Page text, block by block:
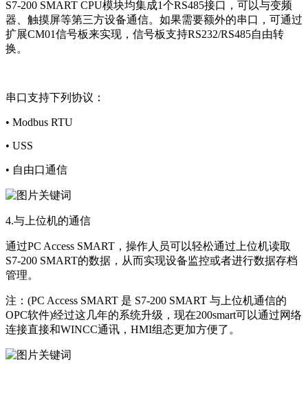
S7-200 SMART CPU模块均集成1个RS485接口，可以与变频
器、触摸屏等第三方设备通信。如果需要额外的串口，可通过
扩展CM01信号板来实现，信号板支持RS232/RS485自由转
换。
串口支持下列协议：
• Modbus RTU
• USS
• 自由口通信
4.与上位机的通信
通过PC Access SMART，操作人员可以轻松通过上位机读取
S7-200 SMART的数据，从而实现设备监控或者进行数据存档
管理。
注：(PC Access SMART 是 S7-200 SMART 与上位机通信的
OPC软件)经过这几年的系统升级，现在200smart可以通过网络
连接直接和WINCC通讯，HMI组态更加方便了。